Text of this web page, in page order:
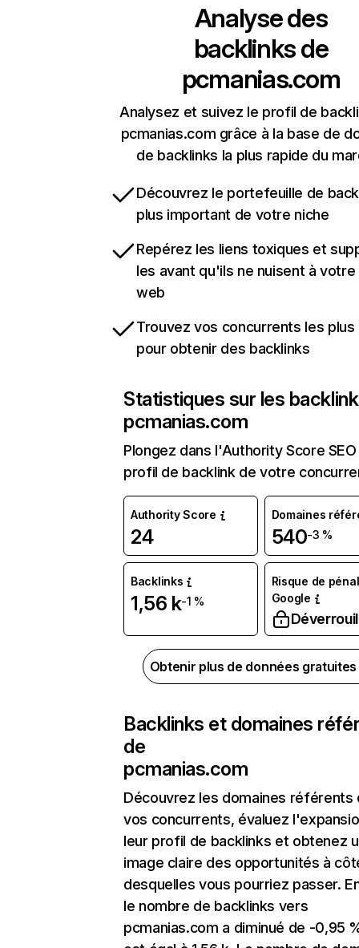
Analyse des
backlinks de
pcmanias.com
Analysez et suivez le profil de
pcmanias.com grâce à la base de
de backlinks la plus rapide du
Découvrez le portefeuille de
plus important de votre niche
Repérez les liens toxiques et
les avant qu'ils ne nuisent à
web
Trouvez vos concurrents les
pour obtenir des backlinks
Statistiques sur les
pcmanias.com
Plongez dans l'Authority Score
profil de backlink de votre
Authority Score
24
Domaines
540-3 %
Backlinks
1,56 k-1 %
Risque de
Google
Obtenir plus de données
Backlinks et domaines
de
pcmanias.com
Découvrez les domaines référents
vos concurrents, évaluez
leur profil de backlinks et obtenez
image claire des opportunités à
desquelles vous pourriez passer.
le nombre de backlinks vers
pcmanias.com a diminué de -0,95